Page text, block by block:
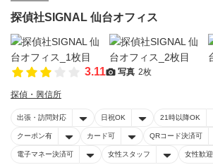
探偵社SIGNAL 仙台オフィス
3.11 写真 2枚
探偵・興信所
出張・訪問対応 日祝OK 21時以降OK
クーポン有 カード可 QRコード決済可
電子マネー決済可 女性スタッフ 女性歓迎